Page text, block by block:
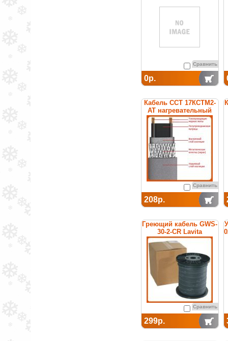
Сравнить
0р.
Кабель ССТ 17КСТМ2-
АТ нагревательный
саморегулирующийся
Сравнить
208р.
Греющий кабель GWS-
30-2-CR Lavita
Сравнить
299р.